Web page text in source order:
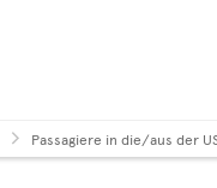
Passagiere in die/aus der